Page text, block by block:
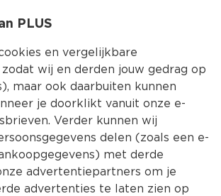
Kies jouw
Producten
PLUS
en vergelijkbare
wij en derden jouw gedrag op
maar ook daarbuiten kunnen
je doorklikt vanuit onze e-
Verder kunnen wij
delen (zoals een e-
met derde
advertentiepartners om je
advertenties te laten zien op